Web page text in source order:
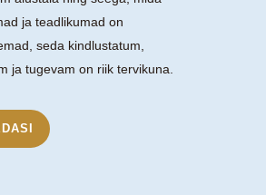
ja teadlikumad on
seda kindlustatum,
ja tugevam on riik tervikuna.